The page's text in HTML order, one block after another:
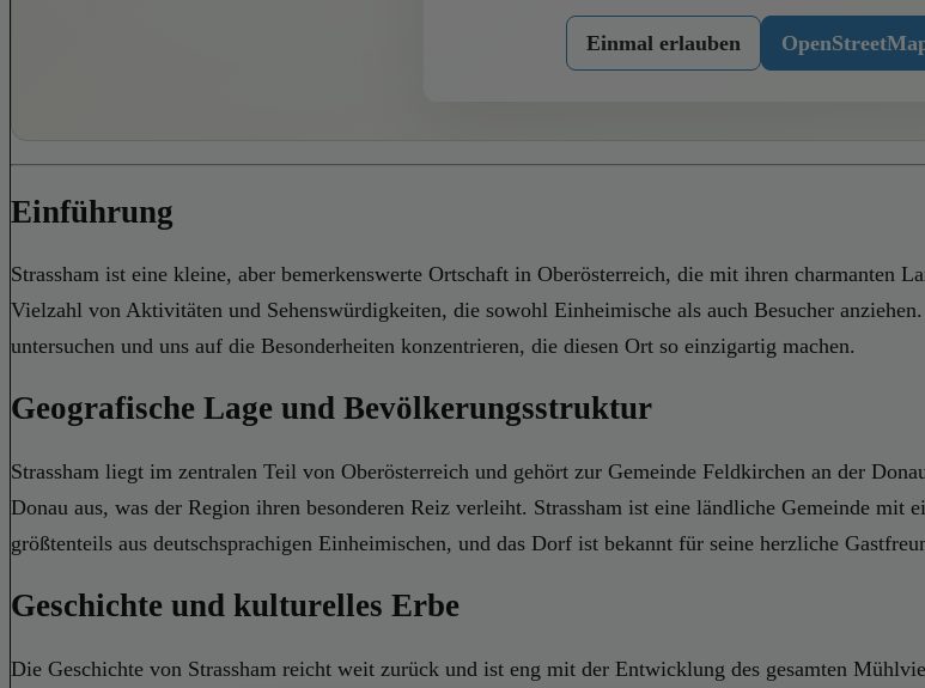
Einmal erlauben
Einführung
Strassham ist eine kleine, aber bemerkenswerte Ortschaft in Oberösterreich, die mit ihren charmanten
Vielzahl von Aktivitäten und Sehenswürdigkeiten, die sowohl Einheimische als auch Besucher
untersuchen und uns auf die Besonderheiten konzentrieren, die diesen Ort so einzigartig machen.
Geografische Lage und Bevölkerungsstruktur
Strassham liegt im zentralen Teil von Oberösterreich und gehört zur Gemeinde Feldkirchen an der
Donau aus, was der Region ihren besonderen Reiz verleiht. Strassham ist eine ländliche Gemeinde
größtenteils aus deutschsprachigen Einheimischen, und das Dorf ist bekannt für seine herzliche
Geschichte und kulturelles Erbe
Die Geschichte von Strassham reicht weit zurück und ist eng mit der Entwicklung des gesamten